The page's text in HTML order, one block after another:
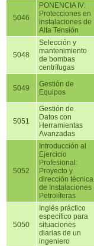
5046
PONENCIA IV:
Protecciones en
instalaciones de
Alta Tensión
5048
Selección y
mantenimiento
de bombas
centrífugas
5049
Gestión de
Equipos
5051
Gestión de
Datos con
Herramientas
Avanzadas
5052
Introducción al
Ejercicio
Profesional:
Proyecto y
dirección técnica
de Instalaciones
Petrolíferas
5050
Inglés práctico
específico para
situaciones
diarias de un
ingeniero